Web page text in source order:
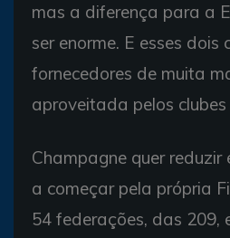
mas a diferença para a
ser enorme. E esses dois
fornecedores de muita
aproveitada pelos clubes
Champagne quer
a começar pela própria
54 federações, das 209,